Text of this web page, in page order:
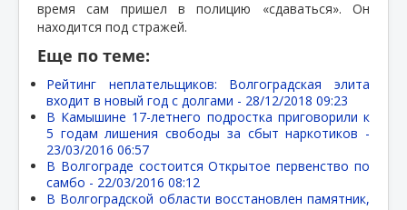
время сам пришел в полицию «сдаваться». Он
находится под стражей.
Еще по теме:
Рейтинг неплательщиков: Волгоградская элита
входит в новый год с долгами - 28/12/2018 09:23
В Камышине 17-летнего подростка приговорили к
5 годам лишения свободы за сбыт наркотиков -
23/03/2016 06:57
В Волгограде состоится Открытое первенство по
самбо - 22/03/2016 08:12
В Волгоградской области восстановлен памятник,